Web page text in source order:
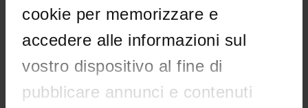
cookie per memorizzare e
accedere alle informazioni sul
vostro dispositivo al fine di
pubblicare annunci e contenuti
DOTTORATI, MASTER E FORMAZIONE SUPERIORE
Contatti
Persone
Luoghi